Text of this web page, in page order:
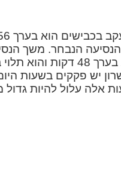
הנבחר. משך
השרון לזכרון יעקב במכונית הוא
יש פקקים בשעות
אלה עלול להיות